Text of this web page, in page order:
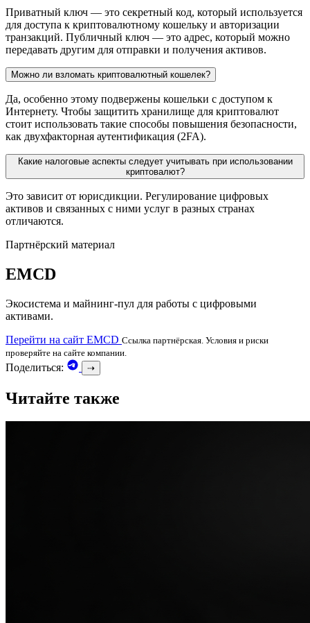
Приватный ключ — это секретный код, который используется
для доступа к криптовалютному кошельку и авторизации
транзакций. Публичный ключ — это адрес, который можно
передавать другим для отправки и получения активов.
Можно ли взломать криптовалютный кошелек?
Да, особенно этому подвержены кошельки с доступом к
Интернету. Чтобы защитить хранилище для криптовалют
стоит использовать такие способы повышения безопасности,
как двухфакторная аутентификация (2FA).
Какие налоговые аспекты следует учитывать при использовании
криптовалют?
Это зависит от юрисдикции. Регулирование цифровых
активов и связанных с ними услуг в разных странах
отличаются.
Партнёрский материал
EMCD
Экосистема и майнинг-пул для работы с цифровыми
активами.
Перейти на сайт EMCD Ссылка партнёрская. Условия и риски
проверяйте на сайте компании.
Поделиться: ⇢
Читайте также